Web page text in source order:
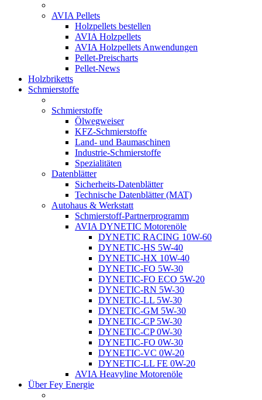
AVIA Pellets
Holzpellets bestellen
AVIA Holzpellets
AVIA Holzpellets Anwendungen
Pellet-Preischarts
Pellet-News
Holzbriketts
Schmierstoffe
Schmierstoffe
Ölwegweiser
KFZ-Schmierstoffe
Land- und Baumaschinen
Industrie-Schmierstoffe
Spezialitäten
Datenblätter
Sicherheits-Datenblätter
Technische Datenblätter (MAT)
Autohaus & Werkstatt
Schmierstoff-Partnerprogramm
AVIA DYNETIC Motorenöle
DYNETIC RACING 10W-60
DYNETIC-HS 5W-40
DYNETIC-HX 10W-40
DYNETIC-FO 5W-30
DYNETIC-FO ECO 5W-20
DYNETIC-RN 5W-30
DYNETIC-LL 5W-30
DYNETIC-GM 5W-30
DYNETIC-CP 5W-30
DYNETIC-CP 0W-30
DYNETIC-FO 0W-30
DYNETIC-VC 0W-20
DYNETIC-LL FE 0W-20
AVIA Heavyline Motorenöle
Über Fey Energie